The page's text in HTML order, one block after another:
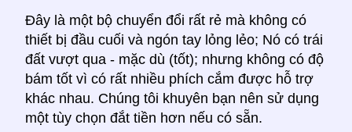
Đây là một bộ chuyển đổi rất rẻ mà không có
thiết bị đầu cuối và ngón tay lỏng lẻo; Nó có trái
đất vượt qua - mặc dù (tốt); nhưng không có độ
bám tốt vì có rất nhiều phích cắm được hỗ trợ
khác nhau. Chúng tôi khuyên bạn nên sử dụng
một tùy chọn đắt tiền hơn nếu có sẵn.